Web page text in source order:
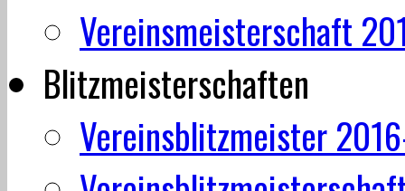
Vereinsmeisterschaft
Blitzmeisterschaften
Vereinsblitzmeister